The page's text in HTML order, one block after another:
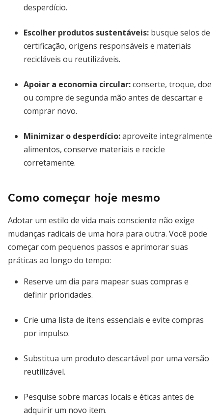
desperdício.
Escolher produtos sustentáveis: busque selos de
certificação, origens responsáveis e materiais
recicláveis ou reutilizáveis.
Apoiar a economia circular:conserte, troque, doe
ou compre de segunda mão antes de descartar e
comprar novo.
Minimizar o desperdício:aproveite integralmente
alimentos, conserve materiais e recicle
corretamente.
Como começar hoje mesmo
Adotar um estilo de vida mais consciente não exige
mudanças radicais de uma hora para outra. Você pode
começar com pequenos passos e aprimorar suas
práticas ao longo do tempo:
Reserve um dia para mapear suas compras e
definir prioridades.
Crie uma lista de itens essenciais e evite compras
por impulso.
Substitua um produto descartável por uma versão
reutilizável.
Pesquise sobre marcas locais e éticas antes de
adquirir um novo item.